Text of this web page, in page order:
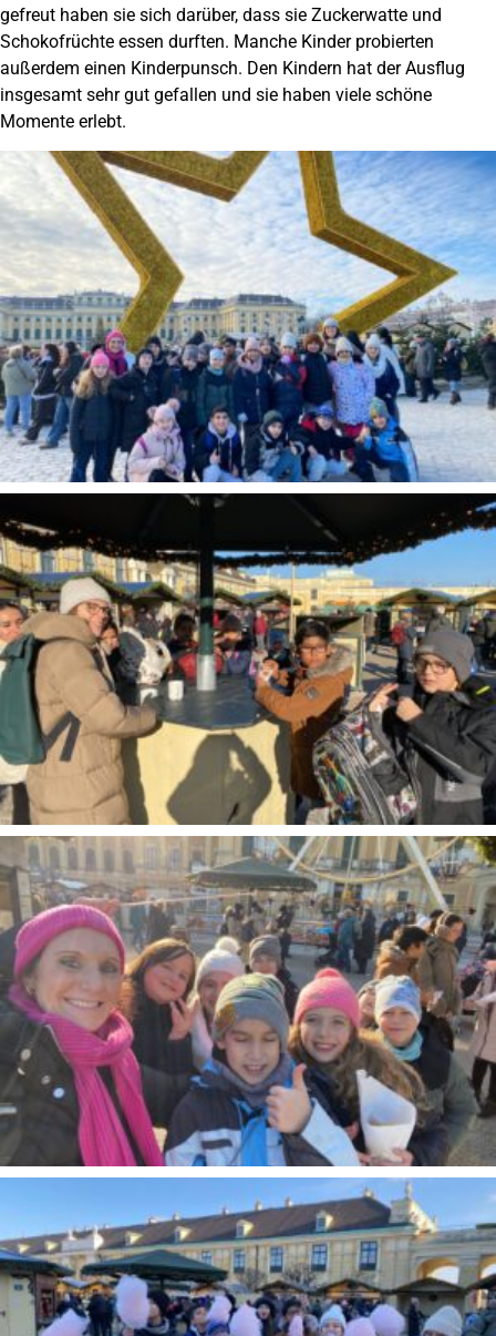
gefreut haben sie sich darüber, dass sie Zuckerwatte und
Schokofrüchte essen durften. Manche Kinder probierten
außerdem einen Kinderpunsch. Den Kindern hat der Ausflug
insgesamt sehr gut gefallen und sie haben viele schöne
Momente erlebt.